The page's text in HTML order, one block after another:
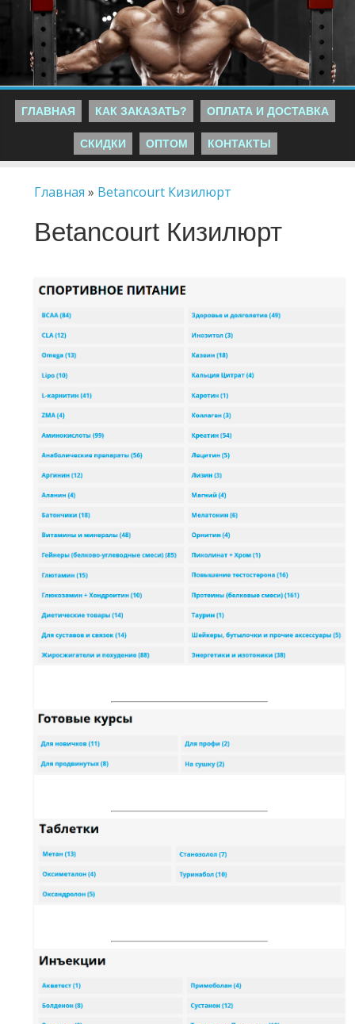
ГЛАВНАЯ КАК ЗАКАЗАТЬ? ОПЛАТА И ДОСТАВКА
СКИДКИ ОПТОМ КОНТАКТЫ
Главная » Betancourt Кизилюрт
Betancourt Кизилюрт